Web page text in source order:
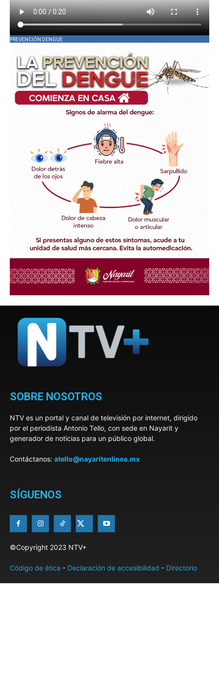
PREVENCIÓN DENGUE
SOBRE NOSOTROS
NTV es un portal y canal de televisión por internet, dirigido
por el periodista Antonio Tello, con sede en Nayarit y
generador de noticias para un público global.
Contáctanos: atello@nayaritenlinea.mx
SÍGUENOS
©Copyright 2023 NTV+
Código de ética - Declaración de accesibilidad - Directorio